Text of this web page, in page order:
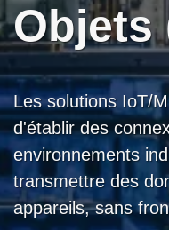
Objets
Les solutions IoT/
d'établir des
environnements
transmettre des
appareils, sans